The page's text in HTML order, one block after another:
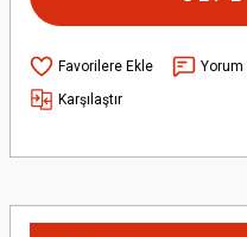
Yorum
Karşılaştır